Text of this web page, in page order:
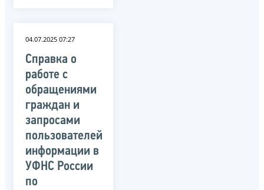
04.07.2025 07:27
Справка о
работе с
обращениями
граждан и
запросами
пользователей
информации в
УФНС России
по